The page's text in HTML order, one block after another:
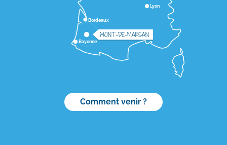
Lyon
Bordeaux
Bayonne
MONT-DE-MARSAN
Comment venir ?